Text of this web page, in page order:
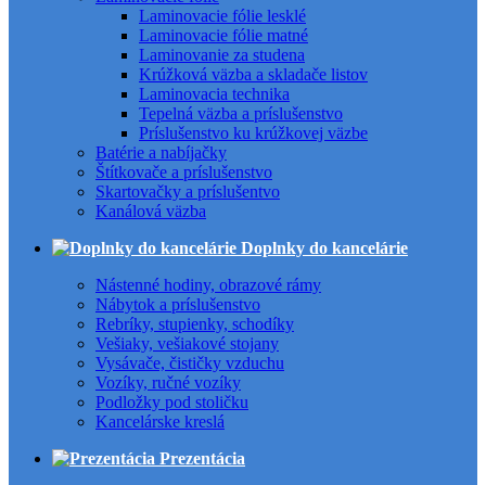
Laminovacie fólie lesklé
Laminovacie fólie matné
Laminovanie za studena
Krúžková väzba a skladače listov
Laminovacia technika
Tepelná väzba a príslušenstvo
Príslušenstvo ku krúžkovej väzbe
Batérie a nabíjačky
Štítkovače a príslušenstvo
Skartovačky a príslušentvo
Kanálová väzba
Doplnky do kancelárie
Nástenné hodiny, obrazové rámy
Nábytok a príslušenstvo
Rebríky, stupienky, schodíky
Vešiaky, vešiakové stojany
Vysávače, čističky vzduchu
Vozíky, ručné vozíky
Podložky pod stoličku
Kancelárske kreslá
Prezentácia